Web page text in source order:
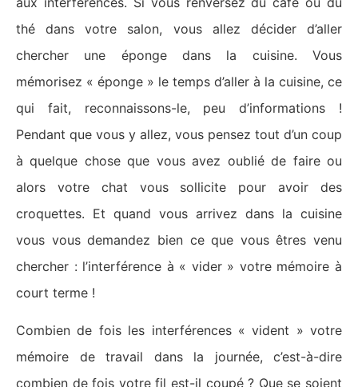
thé dans votre salon, vous allez décider d’aller
chercher une éponge dans la cuisine. Vous
mémorisez « éponge » le temps d’aller à la cuisine, ce
qui fait, reconnaissons-le, peu d’informations !
Pendant que vous y allez, vous pensez tout d’un coup
à quelque chose que vous avez oublié de faire ou
alors votre chat vous sollicite pour avoir des
croquettes. Et quand vous arrivez dans la cuisine
vous vous demandez bien ce que vous êtres venu
chercher : l’interférence à « vider » votre mémoire à
court terme !
Combien de fois les interférences « vident » votre
mémoire de travail dans la journée, c’est-à-dire
combien de fois votre fil est-il coupé ? Que se soient